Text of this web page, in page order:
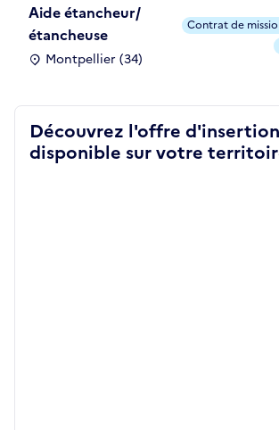
Aide étancheur/
étancheuse
Montpellier (34)
Contrat de
Découvrez l'offre d'insertion
disponible sur votre